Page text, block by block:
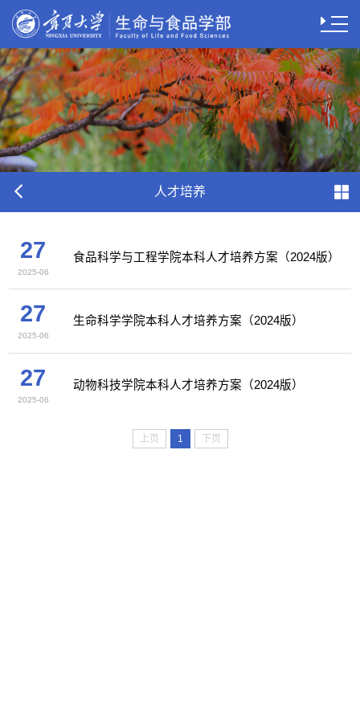
人才培养
27
2025-06
食品科学与工程学院本科人才培养方案（2024版）
27
2025-06
生命科学学院本科人才培养方案（2024版）
27
2025-06
动物科技学院本科人才培养方案（2024版）
上页 1 下页